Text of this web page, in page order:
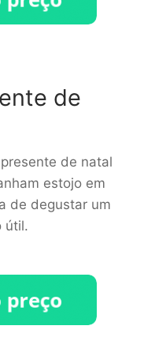
de
de natal
estojo em
de degustar um
útil.